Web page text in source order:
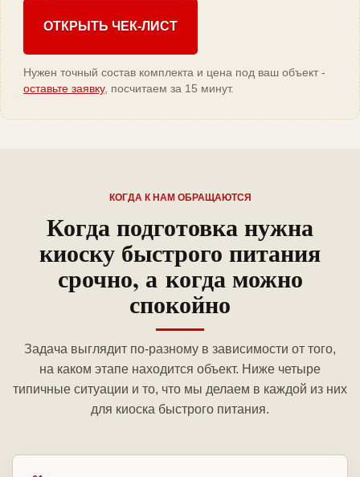
ОТКРЫТЬ ЧЕК-ЛИСТ
Нужен точный состав комплекта и цена под ваш объект -
оставьте заявку, посчитаем за 15 минут.
КОГДА К НАМ ОБРАЩАЮТСЯ
Когда подготовка нужна
киоску быстрого питания
срочно, а когда можно
спокойно
Задача выглядит по-разному в зависимости от того,
на каком этапе находится объект. Ниже четыре
типичные ситуации и то, что мы делаем в каждой из них
для киоска быстрого питания.